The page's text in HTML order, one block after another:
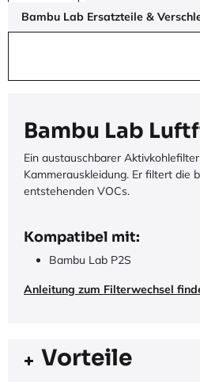
Bambu Lab Ersatzteile &
Bambu Lab
Ein austauschbarer
Kammerauskleidung. Er filtert die
entstehenden VOCs.
Kompatibel mit:
Bambu Lab P2S
Anleitung zum Filterwechsel
Vorteile